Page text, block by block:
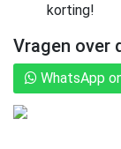
korting!
Vragen over
WhatsApp